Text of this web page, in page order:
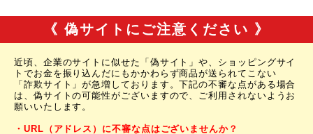
《 偽サイトにご注意ください 》
近頃、企業のサイトに似せた「偽サイト」や、ショッピングサイ
トでお金を振り込んだにもかかわらず商品が送られてこない
「詐欺サイト」が急増しております。下記の不審な点がある場合
は、偽サイトの可能性がございますので、ご利用されないようお
願いいたします。
・URL（アドレス）に不審な点はございませんか？